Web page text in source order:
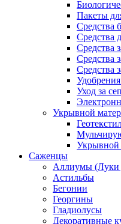
Пакеты
Средства
Средства
Средства
Средства
Средства
Уход за
Укрывной
Укрывной
Саженцы
Аллиумы (Луки
Астильбы
Бегонии
Георгины
Гладиолусы
Декоративные